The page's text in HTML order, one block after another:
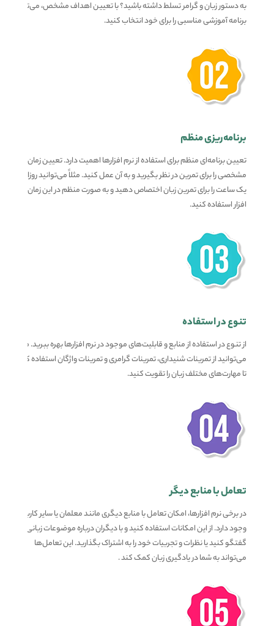
به دستور زبان و گرامر تسلط داشته باشید؟ با تعیین اهداف مشخص، می‌توانید
برنامه آموزشی مناسبی را برای خود انتخاب کنید.
برنامه‌ریزی منظم
تعیین برنامه‌ای منظم برای استفاده از نرم افزارها اهمیت دارد. تعیین زمان
مشخصی را برای تمرین در نظر بگیرید و به آن عمل کنید. مثلاً می‌توانید روزانه
یک ساعت را برای تمرین زبان اختصاص دهید و به صورت منظم در این زمان از نرم
افزار استفاده کنید.
تنوع در استفاده
از تنوع در استفاده از منابع و قابلیت‌های موجود در نرم افزارها بهره ببرید. مثلاً
می‌توانید از تمرینات شنیداری، تمرینات گرامری و تمرینات واژگان استفاده کنید
تا مهارت‌های مختلف زبان را تقویت کنید.
تعامل با منابع دیگر
در برخی نرم افزارها، امکان تعامل با منابع دیگری مانند معلمان یا سایر کاربران
وجود دارد. از این امکانات استفاده کنید و با دیگران درباره موضوعات زبانی
گفتگو کنید یا نظرات و تجربیات خود را به اشتراک بگذارید. این تعامل‌ها
می‌تواند به شما در یادگیری زبان کمک کند .